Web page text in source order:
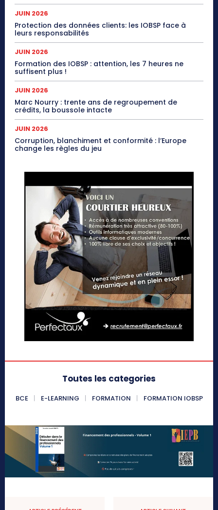
JUIN 2026
Protection des données clients: les IOBSP face à
leurs responsabilités
JUIN 2026
Formation des IOBSP : attention, les 7 heures ne
suffisent plus !
JUIN 2026
Marc Nourry : trente ans de regroupement de
crédits, la boussole intacte
JUIN 2026
Corruption, blanchiment et conformité : l’Europe
change les règles du jeu
Toutes les categories
BCE E-LEARNING FORMATION FORMATION IOBSP